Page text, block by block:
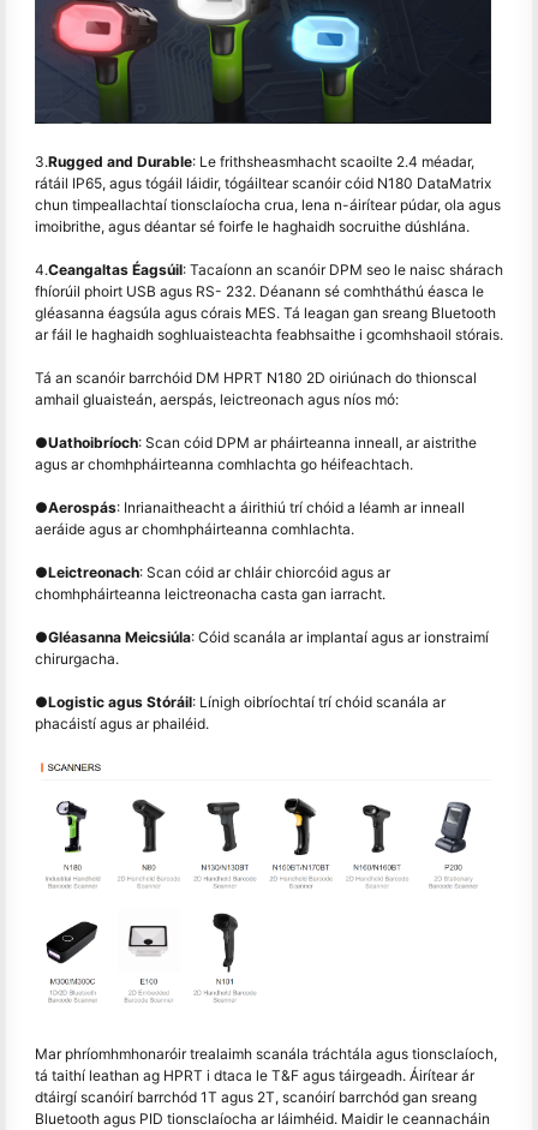
3.Rugged and Durable: Le frithsheasmhacht scaoilte 2.4 méadar,
rátáil IP65, agus tógáil láidir, tógáiltear scanóir cóid N180 DataMatrix
chun timpeallachtaí tionsclaíocha crua, lena n-áirítear púdar, ola agus
imoibrithe, agus déantar sé foirfe le haghaidh socruithe dúshlána.
4.Ceangaltas Éagsúil: Tacaíonn an scanóir DPM seo le naisc shárach
fhíorúil phoirt USB agus RS- 232. Déanann sé comhtháthú éasca le
gléasanna éagsúla agus córais MES. Tá leagan gan sreang Bluetooth
ar fáil le haghaidh soghluaisteachta feabhsaithe i gcomhshaoil stórais.
Tá an scanóir barrchóid DM HPRT N180 2D oiriúnach do thionscal
amhail gluaisteán, aerspás, leictreonach agus níos mó:
●Uathoibríoch: Scan cóid DPM ar pháirteanna inneall, ar aistrithe
agus ar chomhpháirteanna comhlachta go héifeachtach.
●Aerospás: Inrianaitheacht a áirithiú trí chóid a léamh ar inneall
aeráide agus ar chomhpháirteanna comhlachta.
●Leictreonach: Scan cóid ar chláir chiorcóid agus ar
chomhpháirteanna leictreonacha casta gan iarracht.
●Gléasanna Meicsiúla: Cóid scanála ar implantaí agus ar ionstraimí
chirurgacha.
●Logistic agus Stóráil: Línigh oibríochtaí trí chóid scanála ar
phacáistí agus ar phailéid.
Mar phríomhmhonaróir trealaimh scanála tráchtála agus tionsclaíoch,
tá taithí leathan ag HPRT i dtaca le T&F agus táirgeadh. Áirítear ár
dtáirgí scanóirí barrchód 1T agus 2T, scanóirí barrchód gan sreang
Bluetooth agus PID tionsclaíocha ar láimhéid. Maidir le ceannacháin